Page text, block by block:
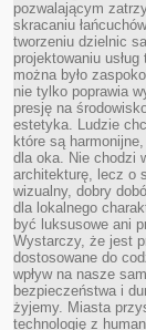
pozwalającym
skracaniu
tworzeniu dzielnic
projektowaniu
można było
nie tylko poprawia
presję na
estetyka. Ludzie
które są
dla oka. Nie chodzi
architekturę, lecz o
wizualny, dobry
dla lokalnego
być luksusowe ani
Wystarczy, że jest
dostosowane do
wpływ na nasze
bezpieczeństwa i
żyjemy. Miasta
technologię z